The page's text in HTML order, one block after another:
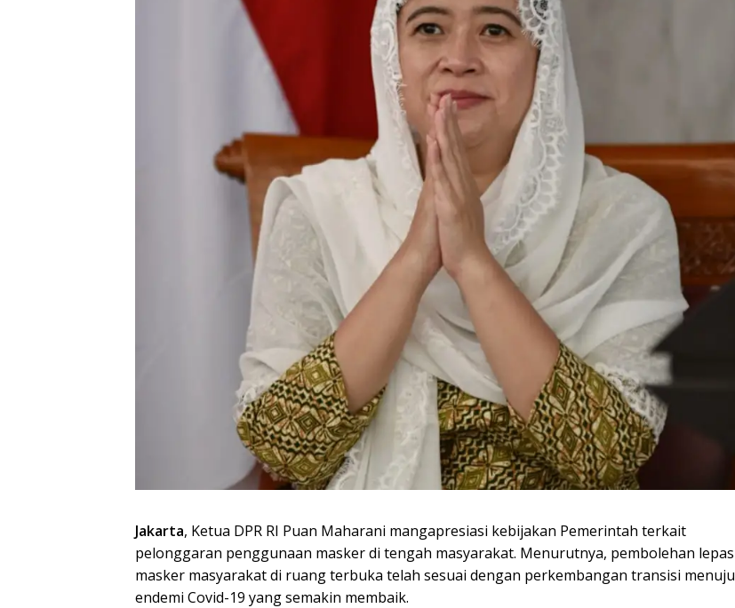
Jakarta, Ketua DPR RI Puan Maharani mangapresiasi kebijakan Pemerintah terkait
pelonggaran penggunaan masker di tengah masyarakat. Menurutnya, pembolehan lepas
masker masyarakat di ruang terbuka telah sesuai dengan perkembangan transisi menuju
endemi Covid-19 yang semakin membaik.